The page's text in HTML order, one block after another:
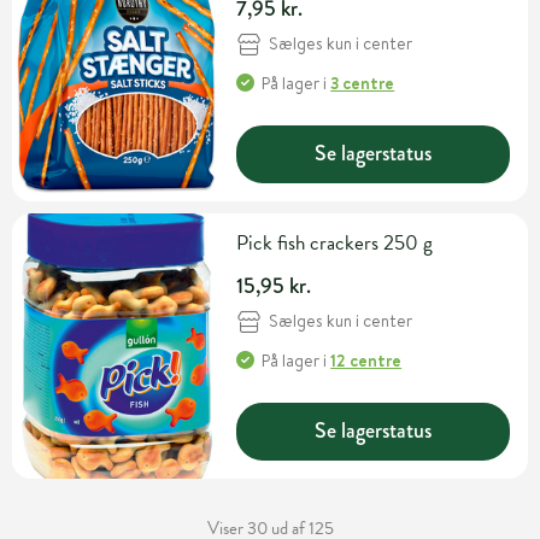
7,95 kr.
Sælges kun i center
På lager i3 centre
Se lagerstatus
Pick fish crackers 250 g
15,95 kr.
Sælges kun i center
På lager i12 centre
Se lagerstatus
Viser 30 ud af 125